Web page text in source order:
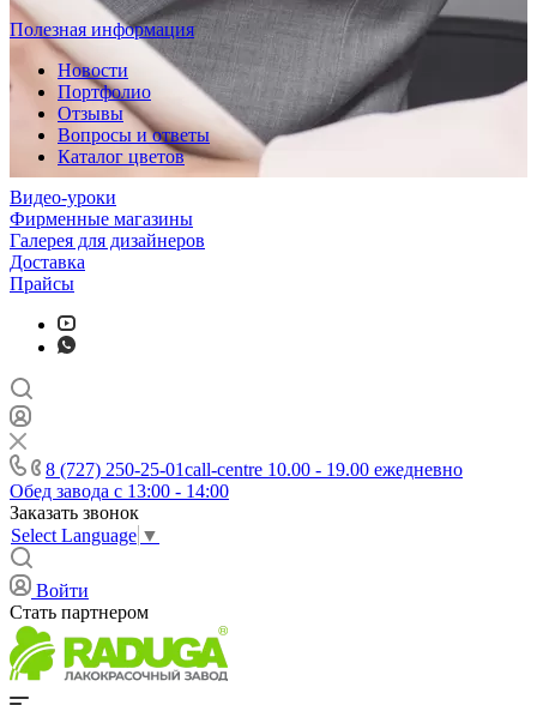
Полезная информация
Новости
Портфолио
Отзывы
Вопросы и ответы
Каталог цветов
Видео-уроки
Фирменные магазины
Галерея для дизайнеров
Доставка
Прайсы
8 (727) 250-25-01call-centre 10.00 - 19.00 ежедневно
Обед завода с 13:00 - 14:00
Заказать звонок
Select Language ▼
Войти
Стать партнером